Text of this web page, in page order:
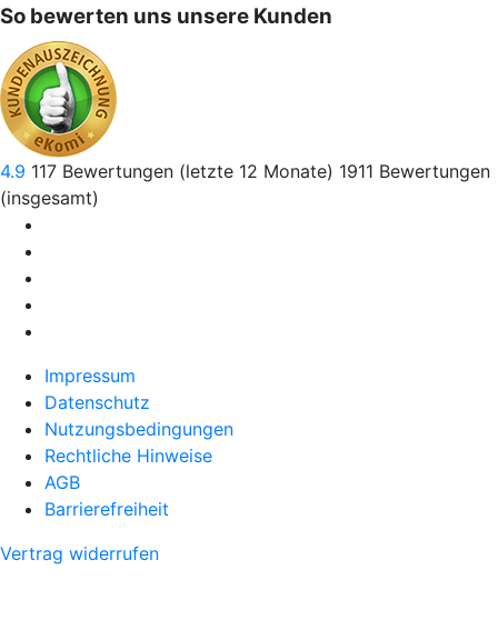
So bewerten uns unsere Kunden
4.9 117 Bewertungen (letzte 12 Monate) 1911 Bewertungen
(insgesamt)
Impressum
Datenschutz
Nutzungsbedingungen
Rechtliche Hinweise
AGB
Barrierefreiheit
Vertrag widerrufen